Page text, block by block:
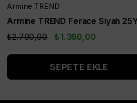
Armine TREND
₺1.360,00
₺2.700,00
SEPETE EKLE